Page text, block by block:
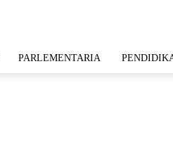
PARLEMENTARIA